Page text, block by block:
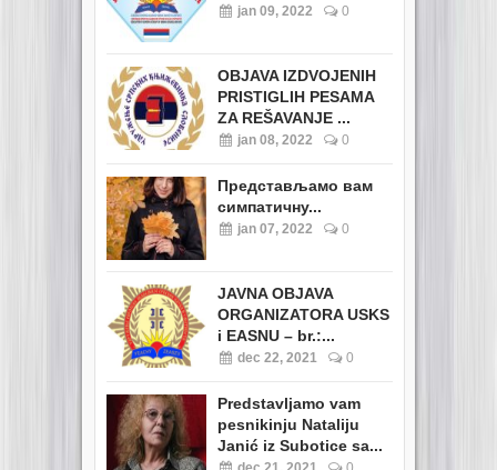
jan 09, 2022 0
OBJAVA IZDVOJENIH
PRISTIGLIH PESAMA
ZA REŠAVANJE ...
jan 08, 2022 0
Представљамо вам
симпатичну...
jan 07, 2022 0
JAVNA OBJAVA
ORGANIZATORA USKS
i EASNU – br.:...
dec 22, 2021 0
Predstavljamo vam
pesnikinju Nataliju
Janić iz Subotice sa...